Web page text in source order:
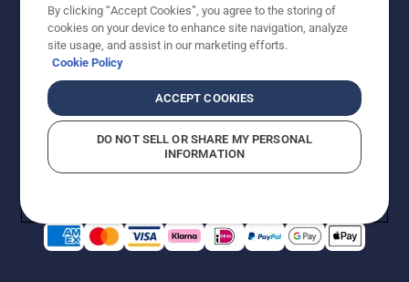
© Husqvarna AB (publ). Alle rechten voorbehouden. De
getoonde prijzen zijn consumentenadviesprijzen. Alle
vermelde prijzen zijn adviesverkoopprijzen (incl. BTW),
tenzij het product beschikbaar is voor directe aankoop.
CookiebeleidGebruiksvoorwaarden Privacyverklaring
BedrijfsgegevensReport Suspected Violations
By clicking “Accept Cookies”, you agree to the storing of
cookies on your device to enhance site navigation, analyze
site usage, and assist in our marketing efforts.
Cookie Policy
ACCEPT COOKIES
DO NOT SELL OR SHARE MY PERSONAL
INFORMATION